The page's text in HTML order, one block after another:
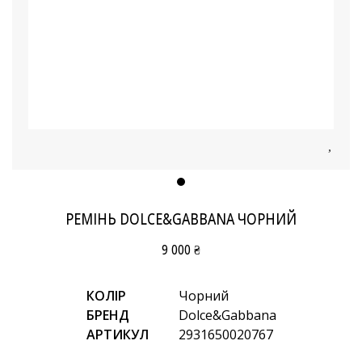
РЕМІНЬ DOLCE&GABBANA ЧОРНИЙ
9 000 ₴
КОЛІР
Чорний
БРЕНД
Dolce&Gabbana
АРТИКУЛ
2931650020767